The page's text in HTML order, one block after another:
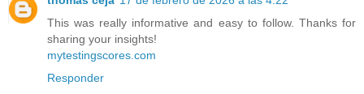
This was really informative and easy to follow. Thanks for
sharing your insights!
mytestingscores.com
Responder